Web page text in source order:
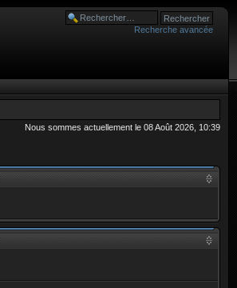
Recherche avancée
Nous sommes actuellement le 08 Août 2026, 10:39